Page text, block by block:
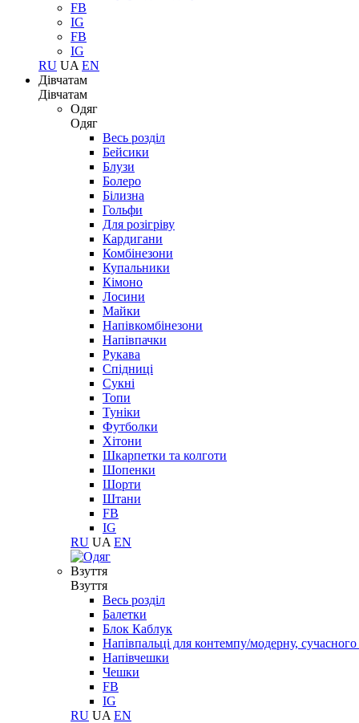
FB
IG
FB
IG
RU UA EN
Дівчатам
Дівчатам
Одяг
Одяг
Весь розділ
Бейсики
Блузи
Болеро
Білизна
Гольфи
Для розігріву
Кардигани
Комбінезони
Купальники
Кімоно
Лосини
Майки
Напівкомбінезони
Напівпачки
Рукава
Спідниці
Сукні
Топи
Туніки
Футболки
Хітони
Шкарпетки та колготи
Шопенки
Шорти
Штани
FB
IG
RU UA EN
Взуття
Взуття
Весь розділ
Балетки
Блок Каблук
Напівпальці для контемпу/модерну,
Напівчешки
Чешки
FB
IG
RU UA EN